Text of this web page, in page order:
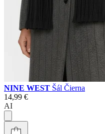
NINE WEST Šál Čierna
14,99 €
AI